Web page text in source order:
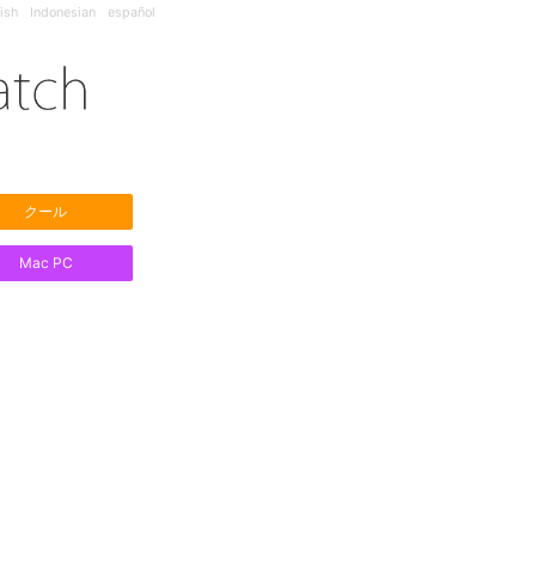
Indonesian español
クール
Mac PC